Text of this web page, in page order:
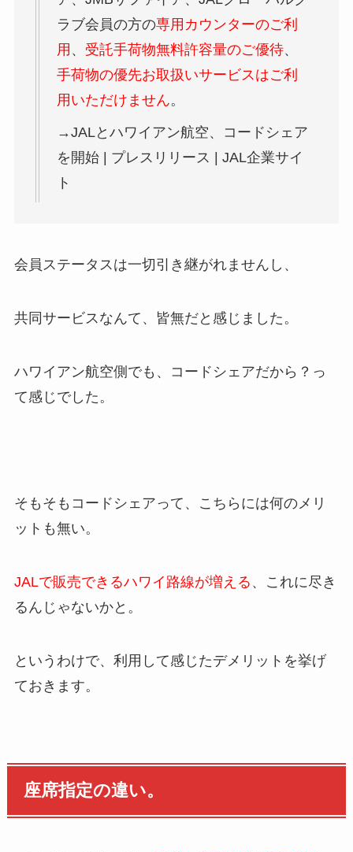
ラブ会員の方の専用カウンターのご利
用 、 受託手荷物無料許容量のご優待、
手荷物の優先お取扱いサービスはご利
用いただけません。
→JALとハワイアン航空、コードシェア
を開始 | プレスリリース | JAL企業サイ
ト
会員ステータスは一切引き継がれませんし、
共同サービスなんて、皆無だと感じました。
ハワイアン航空側でも、コードシェアだから？っ
て感じでした。
そもそもコードシェアって、こちらには何のメリ
ットも無い。
JALで販売できるハワイ路線が増える 、これに尽き
るんじゃないかと。
というわけで、利用して感じたデメリットを挙げ
ておきます。
座席指定の違い。